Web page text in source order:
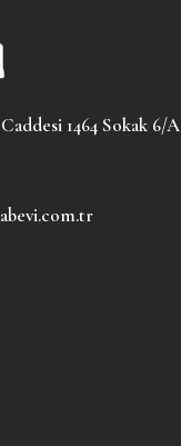
1464 Sokak 6/A